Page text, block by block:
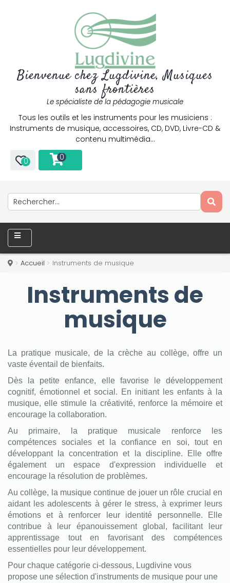
Bienvenue chez Lugdivine, Musiques
sans frontières
Le spécialiste de la pédagogie musicale
Tous les outils et les instruments pour les musiciens :
Instruments de musique, accessoires, CD, DVD, Livre-CD &
contenu multimédia…
0 0
Accueil Instruments de musique
Instruments de
musique
La pratique musicale, de la crèche au collège, offre un
vaste éventail de bienfaits.
Dès la petite enfance, elle favorise le développement
cognitif, émotionnel et social. En initiant les enfants à la
musique, elle stimule la créativité, renforce la mémoire et
encourage la collaboration.
Au primaire, la pratique musicale renforce les
compétences sociales et la confiance en soi, tout en
développant la concentration et la discipline. Elle offre
également un espace d'expression individuelle et
encourage la résolution de problèmes.
Au collège, la musique continue de jouer un rôle crucial en
aidant les adolescents à gérer le stress, à exprimer leurs
émotions et à renforcer leur identité personnelle. Elle
contribue à leur épanouissement global, facilitant leur
apprentissage tout en favorisant des compétences
essentielles pour leur développement.
Pour chaque catégorie ci-dessous, Lugdivine vous
propose une sélection d'instruments de musique pour une